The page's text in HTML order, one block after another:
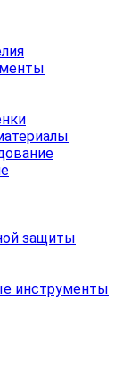
защиты
инструменты